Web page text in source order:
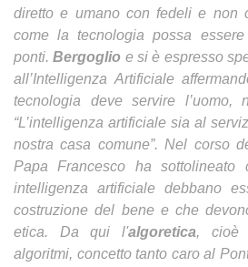
diretto e umano con fedeli e non
come la tecnologia possa
ponti.Bergoglio e si è espresso
all’Intelligenza Artificiale
tecnologia deve servire l’uomo,
“L’intelligenza artificiale sia al
nostra casa comune”. Nel corso
Papa Francesco ha sottolineato
intelligenza artificiale debbano
costruzione del bene e che
etica. Da qui l'algoretica, cioè
algoritmi, concetto tanto caro al